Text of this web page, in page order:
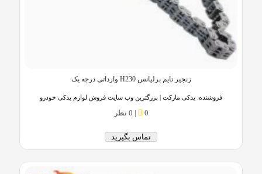
زنجیر تایم برلیانس H230 وارداتی درجه یک
فروشنده: یدکی مارکت | بزرگترین وب سایت فروش لوازم یدکی خودرو
0
| 0 نظر
تماس بگیرید